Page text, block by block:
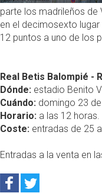
parte los madrileños de
en el decimosexto
12 puntos a uno de los
Real Betis Balompié -
Dónde: estadio Benito
Cuándo: domingo 23
Horario: a las 12 horas.
Coste: entradas de 25
Entradas a la venta en